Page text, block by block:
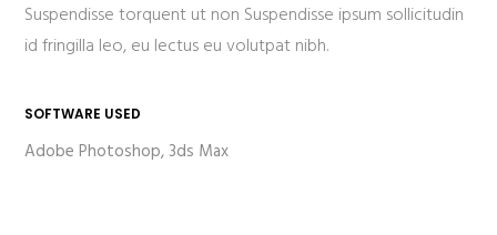
Suspendisse torquent ut non Suspendisse ipsum sollicitudin
id fringilla leo, eu lectus eu volutpat nibh.
SOFTWARE USED
Adobe Photoshop, 3ds Max